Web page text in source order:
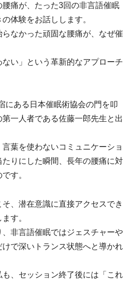
痛が、たった3回の非言語催眠
体験をお話しします。
なかった頑固な腰痛が、なぜ催
い」という革新的なアプローチ
にある日本催眠術協会の門を叩
一人者である佐藤一郎先生と出
葉を使わないコミュニケーショ
りにした瞬間、長年の腰痛に対
す。
そ、潜在意識に直接アクセスでき
す。
非言語催眠ではジェスチャーや
で深いトランス状態へと導かれ
、セッション終了後には「これ